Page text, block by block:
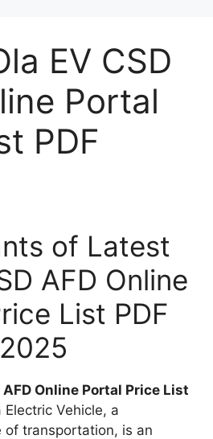
EV CSD
Portal
PDF
of Latest
AFD Online
List PDF
2025
AFD Online Portal Price List
Electric Vehicle, a
of transportation, is an